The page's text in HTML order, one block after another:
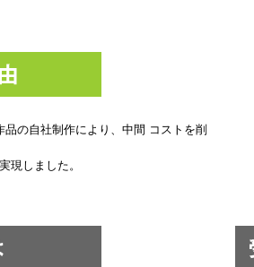
の自社制作により、中間 コストを削
現しました。